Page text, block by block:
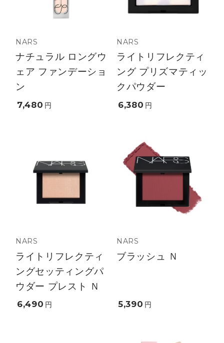
NARS
ナチュラル ロングウ
ェア ファンデーショ
ン
7,480 円
NARS
ライトリフレクティ
ング プリズマティッ
クパウダー
6,380 円
NARS
ライトリフレクティ
ングセッティングパ
ウダー プレスト Ｎ
6,490 円
NARS
ブラッシュ Ｎ
5,390 円